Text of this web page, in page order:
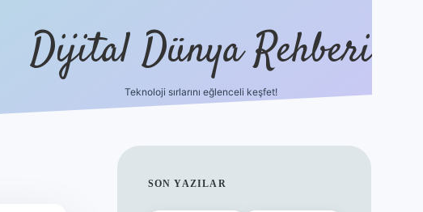
Dijital Dünya Rehberi
Teknoloji sırlarını eğlenceli keşfet!
SIDEBAR
SON YAZILAR
tulipbet